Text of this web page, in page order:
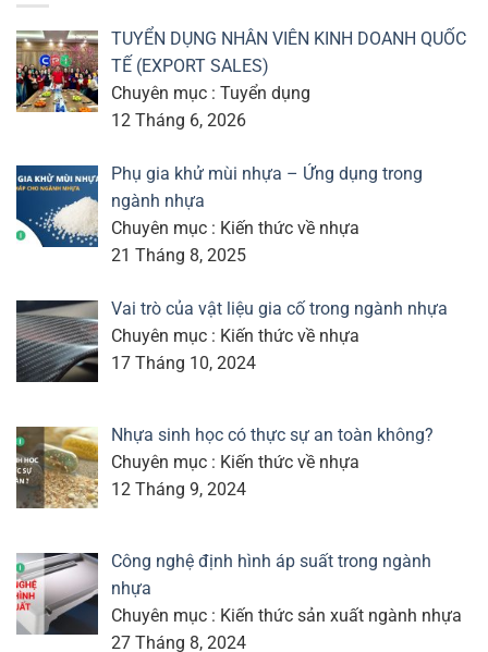
TUYỂN DỤNG NHÂN VIÊN KINH DOANH QUỐC
TẾ (EXPORT SALES)
Chuyên mục : Tuyển dụng
12 Tháng 6, 2026
Phụ gia khử mùi nhựa – Ứng dụng trong
ngành nhựa
Chuyên mục : Kiến thức về nhựa
21 Tháng 8, 2025
Vai trò của vật liệu gia cố trong ngành nhựa
Chuyên mục : Kiến thức về nhựa
17 Tháng 10, 2024
Nhựa sinh học có thực sự an toàn không?
Chuyên mục : Kiến thức về nhựa
12 Tháng 9, 2024
Công nghệ định hình áp suất trong ngành
nhựa
Chuyên mục : Kiến thức sản xuất ngành nhựa
27 Tháng 8, 2024